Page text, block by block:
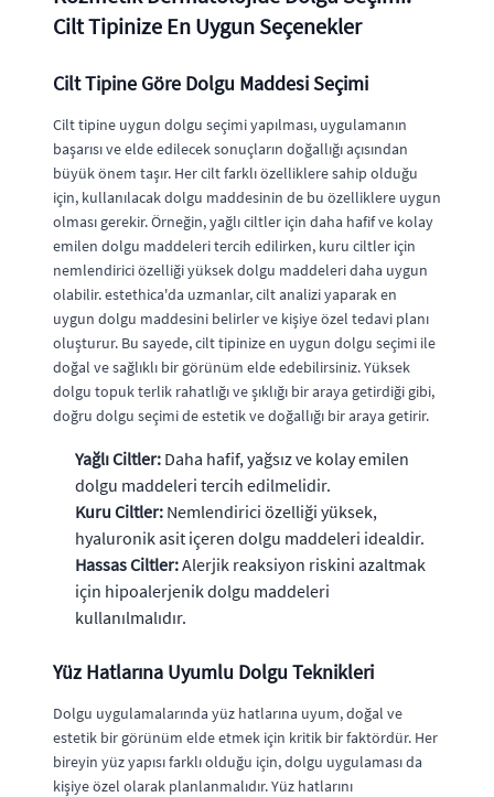
Cilt Tipinize En Uygun Seçenekler
Cilt Tipine Göre Dolgu Maddesi Seçimi
Cilt tipine uygun dolgu seçimi yapılması, uygulamanın
başarısı ve elde edilecek sonuçların doğallığı açısından
büyük önem taşır. Her cilt farklı özelliklere sahip olduğu
için, kullanılacak dolgu maddesinin de bu özelliklere uygun
olması gerekir. Örneğin, yağlı ciltler için daha hafif ve kolay
emilen dolgu maddeleri tercih edilirken, kuru ciltler için
nemlendirici özelliği yüksek dolgu maddeleri daha uygun
olabilir. estethica'da uzmanlar, cilt analizi yaparak en
uygun dolgu maddesini belirler ve kişiye özel tedavi planı
oluşturur. Bu sayede, cilt tipinize en uygun dolgu seçimi ile
doğal ve sağlıklı bir görünüm elde edebilirsiniz. Yüksek
dolgu topuk terlik rahatlığı ve şıklığı bir araya getirdiği gibi,
doğru dolgu seçimi de estetik ve doğallığı bir araya getirir.
Yağlı Ciltler: Daha hafif, yağsız ve kolay emilen
dolgu maddeleri tercih edilmelidir.
Kuru Ciltler: Nemlendirici özelliği yüksek,
hyaluronik asit içeren dolgu maddeleri idealdir.
Hassas Ciltler:Alerjik reaksiyon riskini azaltmak
için hipoalerjenik dolgu maddeleri
kullanılmalıdır.
Yüz Hatlarına Uyumlu Dolgu Teknikleri
Dolgu uygulamalarında yüz hatlarına uyum, doğal ve
estetik bir görünüm elde etmek için kritik bir faktördür. Her
bireyin yüz yapısı farklı olduğu için, dolgu uygulaması da
kişiye özel olarak planlanmalıdır. Yüz hatlarını